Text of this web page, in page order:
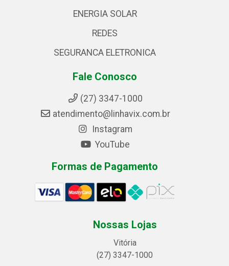
ENERGIA SOLAR
REDES
SEGURANCA ELETRONICA
Fale Conosco
(27) 3347-1000
atendimento@linhavix.com.br
Instagram
YouTube
Formas de Pagamento
Nossas Lojas
Vitória
(27) 3347-1000